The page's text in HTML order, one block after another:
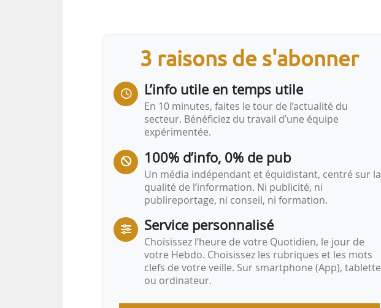
3 raisons de s'abonner
L’info utile en temps utile
En 10 minutes, faites le tour de l’actualité du
secteur. Bénéficiez du travail d’une équipe
expérimentée.
100% d’info, 0% de pub
Un média indépendant et équidistant, centré sur la
qualité de l’information. Ni publicité, ni
publireportage, ni conseil, ni formation.
Service personnalisé
Choisissez l‘heure de votre Quotidien, le jour de
votre Hebdo. Choisissez les rubriques et les mots
clefs de votre veille. Sur smartphone (App), tablette
ou ordinateur.